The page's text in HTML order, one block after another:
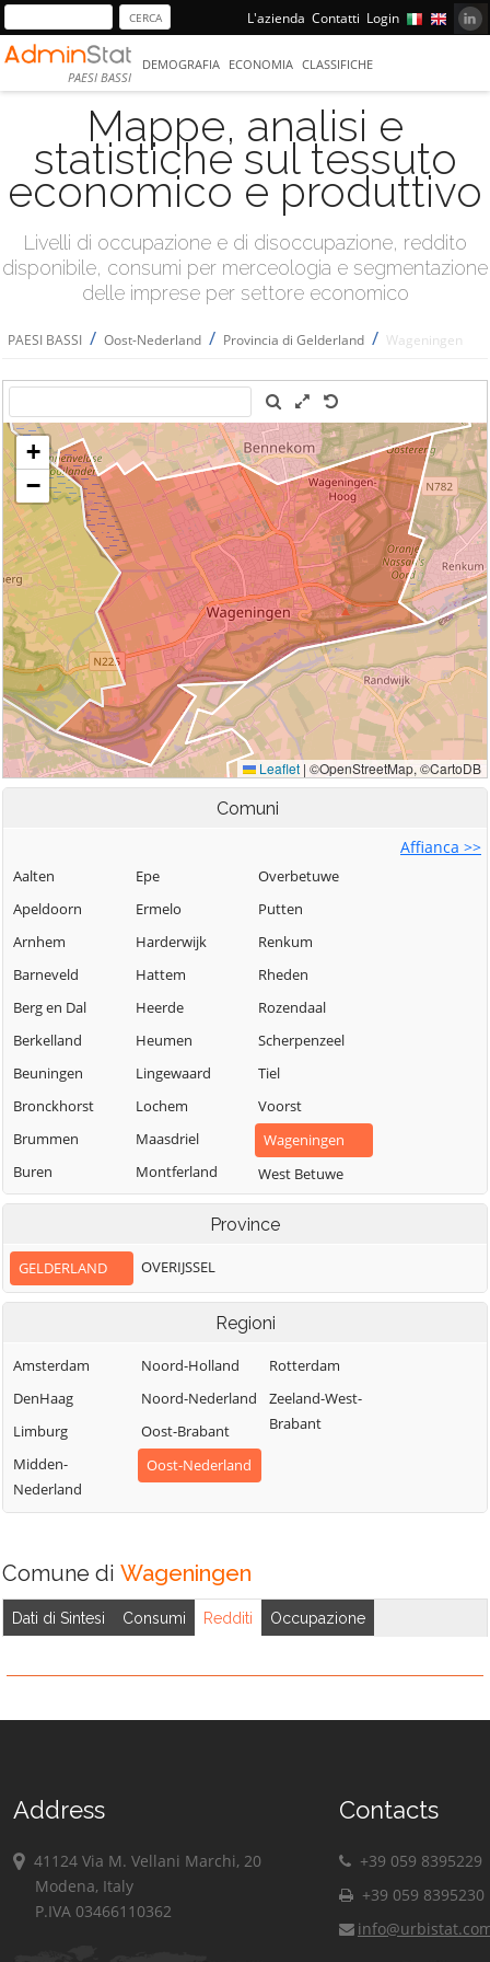
L'azienda Contatti Login
PAESI BASSI
DEMOGRAFIA ECONOMIA CLASSIFICHE
Mappe, analisi e
statistiche sul tessuto
economico e produttivo
Livelli di occupazione e di disoccupazione, reddito
disponibile, consumi per merceologia e segmentazione
delle imprese per settore economico
PAESI BASSI / Oost-Nederland / Provincia di Gelderland / Wageningen
Comuni
Affianca >>
Aalten
Apeldoorn
Arnhem
Barneveld
Berg en Dal
Berkelland
Beuningen
Bronckhorst
Brummen
Buren
Culemborg
Doetinchem
Druten
Ede
Elburg
Epe
Ermelo
Harderwijk
Hattem
Heerde
Heumen
Lingewaard
Lochem
Maasdriel
Montferland
Neder-Betuwe
Nijmegen
Nunspeet
Oost Gelre
Oude IJsselstreek
Overbetuwe
Putten
Renkum
Rheden
Rozendaal
Scherpenzeel
Tiel
Voorst
Wageningen
West Betuwe
West Maas en
Waal
Wijchen
Winterswijk
Zaltbommel
Zevenaar
Zutphen
Province
GELDERLAND OVERIJSSEL
Regioni
Amsterdam
DenHaag
Limburg
Midden-
Nederland
Noord-Holland
Noord-Nederland
Oost-Brabant
Oost-Nederland
Rotterdam
Zeeland-West-
Brabant
Comune di Wageningen
Dati di Sintesi Consumi Redditi Occupazione
Address
41124 Via M. Vellani Marchi, 20
Modena, Italy
P.IVA 03466110362
Contacts
+39 059 8395229
+39 059 8395230